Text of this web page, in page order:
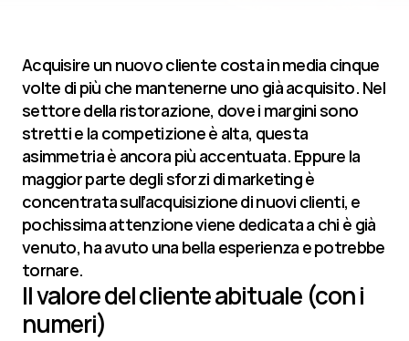
Acquisire un nuovo cliente costa in media cinque
volte di più che mantenerne uno già acquisito. Nel
settore della ristorazione, dove i margini sono
stretti e la competizione è alta, questa
asimmetria è ancora più accentuata. Eppure la
maggior parte degli sforzi di marketing è
concentrata sull’acquisizione di nuovi clienti, e
pochissima attenzione viene dedicata a chi è già
venuto, ha avuto una bella esperienza e potrebbe
tornare.
Il valore del cliente abituale (con i
numeri)